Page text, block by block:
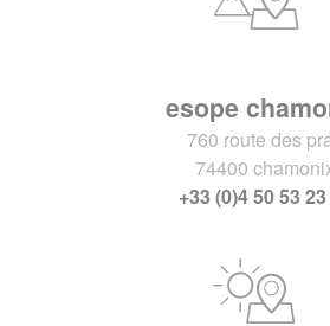
esope
760 route des
74400
+33 (0)4 50 53 23